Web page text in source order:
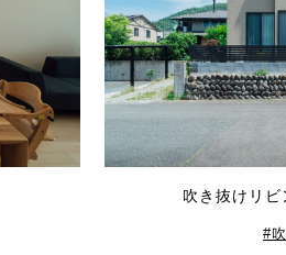
吹き抜けリビ